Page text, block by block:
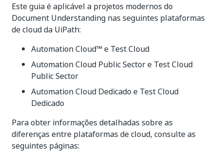
Este guia é aplicável a projetos modernos do
Document Understanding nas seguintes plataformas
de cloud da UiPath:
Automation Cloud™ e Test Cloud
Automation Cloud Public Sector e Test Cloud
Public Sector
Automation Cloud Dedicado e Test Cloud
Dedicado
Para obter informações detalhadas sobre as
diferenças entre plataformas de cloud, consulte as
seguintes páginas: